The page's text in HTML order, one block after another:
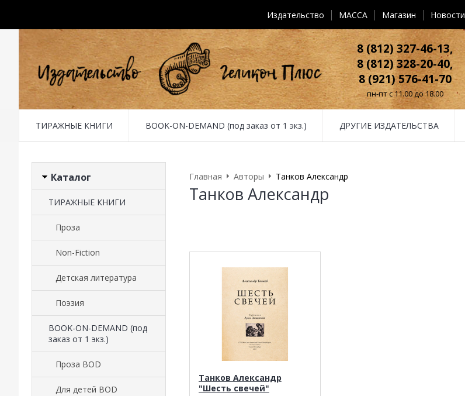
Издательство MACCA Магазин Новости
8 (812) 327-46-13,
8 (812) 328-20-40,
8 (921) 576-41-70
пн-пт с 11.00 до 18.00
ТИРАЖНЫЕ КНИГИ BOOK-ON-DEMAND (под заказ от 1 экз.) ДРУГИЕ ИЗДАТЕЛЬСТВА
Каталог
ТИРАЖНЫЕ КНИГИ
Проза
Non-Fiction
Детская литература
Поэзия
BOOK-ON-DEMAND (под
заказ от 1 экз.)
Проза BOD
Для детей BOD
Главная Авторы Танков Александр
Танков Александр
Танков Александр
"Шесть свечей"